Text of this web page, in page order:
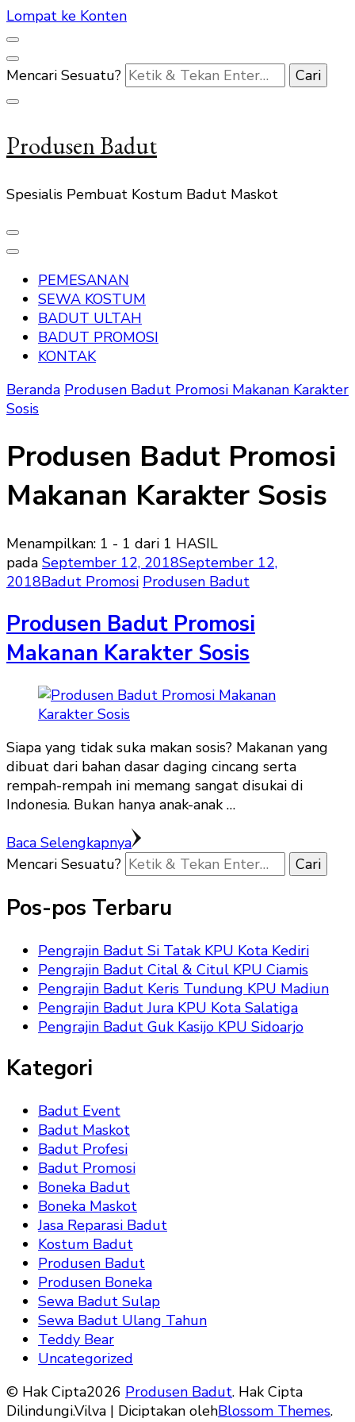
Lompat ke Konten
Mencari Sesuatu?
Produsen Badut
Spesialis Pembuat Kostum Badut Maskot
PEMESANAN
SEWA KOSTUM
BADUT ULTAH
BADUT PROMOSI
KONTAK
Beranda Produsen Badut Promosi Makanan Karakter
Sosis
Produsen Badut Promosi
Makanan Karakter Sosis
Menampilkan: 1 - 1 dari 1 HASIL
pada September 12, 2018September 12,
2018Badut Promosi Produsen Badut
Produsen Badut Promosi
Makanan Karakter Sosis
Siapa yang tidak suka makan sosis? Makanan yang
dibuat dari bahan dasar daging cincang serta
rempah-rempah ini memang sangat disukai di
Indonesia. Bukan hanya anak-anak …
Baca Selengkapnya
Mencari Sesuatu?
Pos-pos Terbaru
Pengrajin Badut Si Tatak KPU Kota Kediri
Pengrajin Badut Cital & Citul KPU Ciamis
Pengrajin Badut Keris Tundung KPU Madiun
Pengrajin Badut Jura KPU Kota Salatiga
Pengrajin Badut Guk Kasijo KPU Sidoarjo
Kategori
Badut Event
Badut Maskot
Badut Profesi
Badut Promosi
Boneka Badut
Boneka Maskot
Jasa Reparasi Badut
Kostum Badut
Produsen Badut
Produsen Boneka
Sewa Badut Sulap
Sewa Badut Ulang Tahun
Teddy Bear
Uncategorized
© Hak Cipta2026 Produsen Badut. Hak Cipta
Dilindungi.Vilva | Diciptakan olehBlossom Themes.